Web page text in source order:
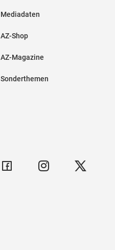
Mediadaten
AZ-Shop
AZ-Magazine
Sonderthemen